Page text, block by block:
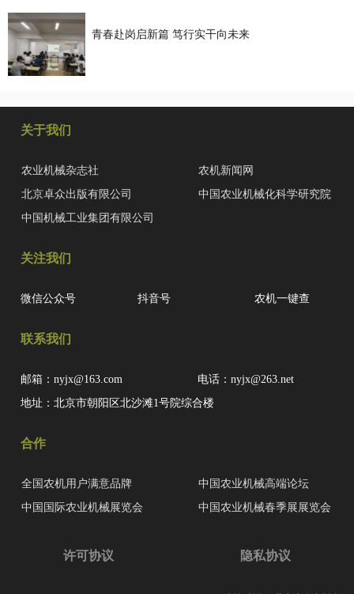
青春赴岗启新篇 笃行实干向未来
关于我们
农业机械杂志社
农机新闻网
北京卓众出版有限公司
中国农业机械化科学研究院
中国机械工业集团有限公司
关注我们
微信公众号 抖音号 农机一键查
联系我们
邮箱：nyjx@163.com
电话：nyjx@263.net
地址：北京市朝阳区北沙滩1号院综合楼
合作
全国农机用户满意品牌
中国农业机械高端论坛
中国国际农业机械展览会
中国农业机械春季展展览会
许可协议 隐私协议